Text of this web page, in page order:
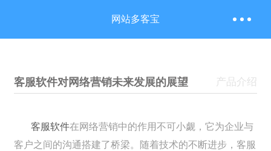
网站多客宝
产品介绍
客服软件对网络营销未来发展的展望
客服软件在网络营销中的作用不可小觑，它为企业与
客户之间的沟通搭建了桥梁。随着技术的不断进步，客服